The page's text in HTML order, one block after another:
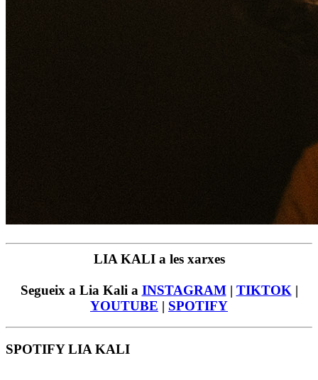
LIA KALI a les xarxes
Segueix a Lia Kali a INSTAGRAM| TIKTOK |
YOUTUBE | SPOTIFY
SPOTIFY LIA KALI